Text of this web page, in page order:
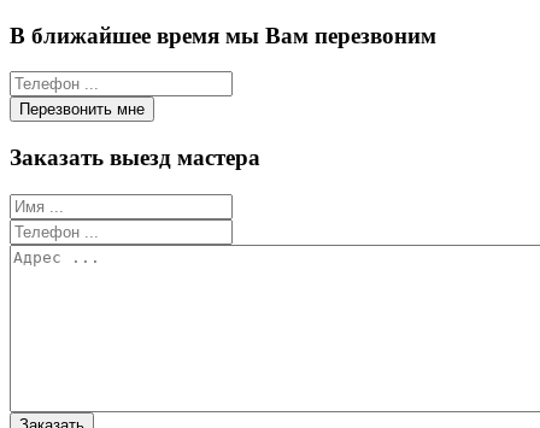
В ближайшее время мы Вам перезвоним
Заказать выезд мастера